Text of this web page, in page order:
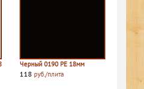
Черный 0190 PE 18мм
118 руб./плита